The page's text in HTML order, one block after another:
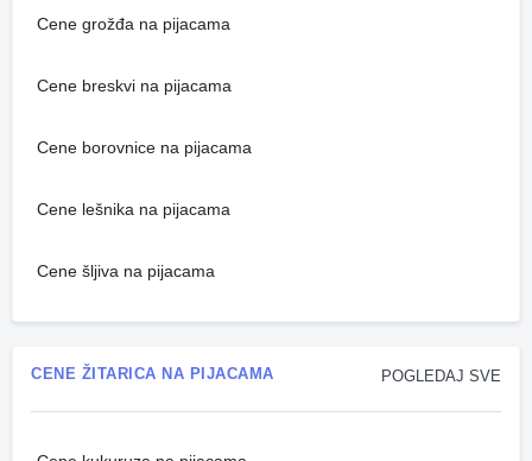
Cene grožđa na pijacama
Cene breskvi na pijacama
Cene borovnice na pijacama
Cene lešnika na pijacama
Cene šljiva na pijacama
POGLEDAJ SVE
CENE ŽITARICA NA PIJACAMA